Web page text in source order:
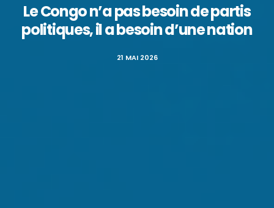
Le Congo n’a pas besoin de partis
politiques, il a besoin d’une nation
21 MAI 2026